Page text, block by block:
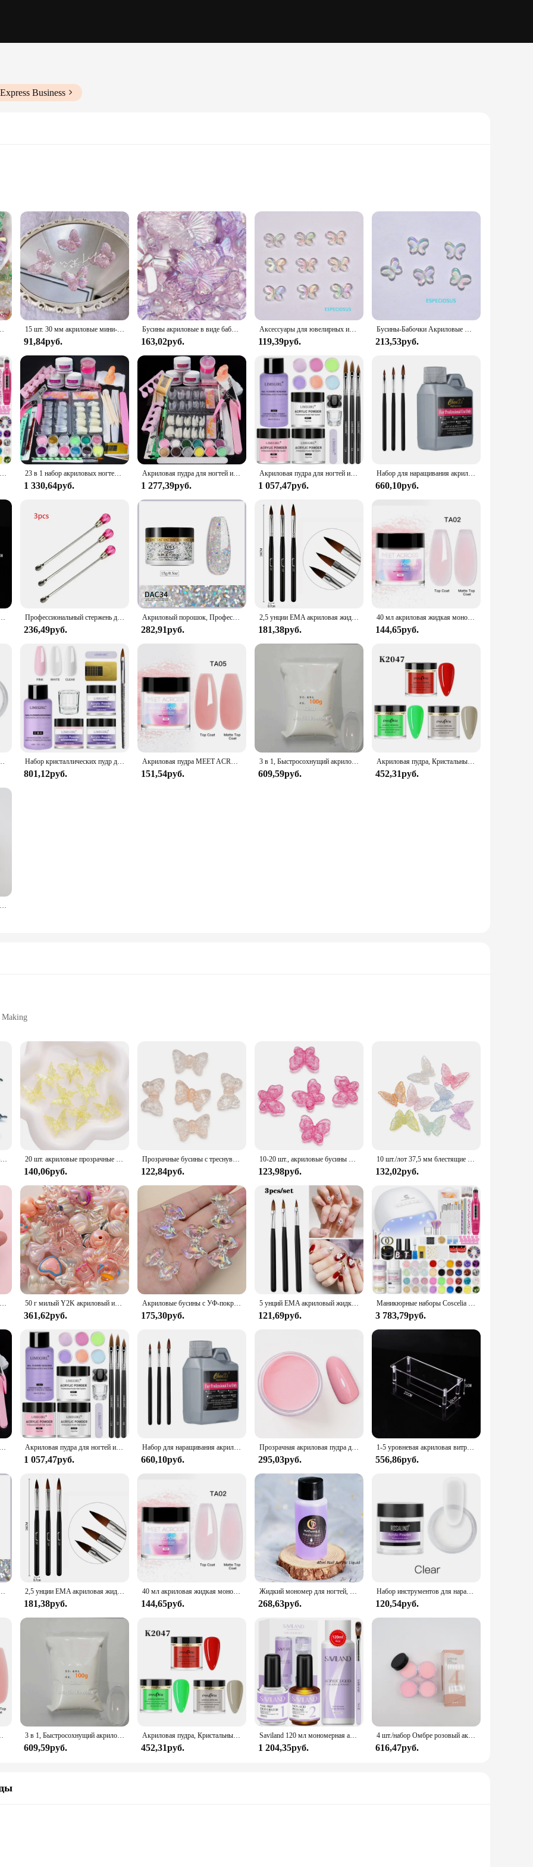
Business
to the craftsmanship that goes into each piece. The intricate butterfly design adds a touch of elegance to any jewelry piece,
Whether you're a professional jewelry designer or a hobbyist, these beads are versatile enough to be used in a variety of creative
Butterfly Beads are available in bulk sets, ensuring you have ample supply for your crafting endeavors. The beads are designed to
for those who require a consistent supply of high-quality components. Whether you're creating bracelets, necklaces, or earrings,
creations.
of creative projects. From home decor to fashion accessories, the possibilities are endless. The lightweight nature of the acrylic
while the durable quality ensures they withstand the test of time. With a range of sizes available, you can customize your designs to suit
professional or enthusiast.
бабочки для рукоделия 15 шт. 30 мм акриловые мини-бабочки подвески бусины для изготовления ювелирных изделий DIY ожерелье кулон ювелирные аксессуары
91,84руб.
Бусины акриловые в виде бабочки, цветка, листа, 20 г Лист цветов бабочки случайный смешанный прозрачный фиолетовая русалка цвет акриловых бусин для ювелирных изделий, делая DIY ювелирных аксессуаров
163,02руб.
Аксессуары для ювелирных изделий «сделай сам», прозрачные акриловые милые бусины-бабочки с УФ-покрытием, разделители для браслетов, отделения для изготовления ожерелья, украшения
119,39руб.
Бусины-Бабочки Акриловые многоцветные, 17 мм
213,53руб.
Маникюрные наборы Coscelia с акриловой жидкостью 30 мл, прозрачная УФ-гель-база, верхнее покрытие и лампа для ногтей, дрель для ногтей для женщин 23 в 1 набор акриловых ногтей для начинающих 12 цветов акриловая пудра с блестками белый прозрачный розовый акриловый порошок для профессионального наращивания ногтей
1 330,64руб.
Акриловая пудра для ногтей и жидкий мономер, фотоэлемент для маникюра, набор с кристаллами для ногтей, блестящие 3d-типсы для ногтей, инструменты для резьбы
1 277,39руб.
Акриловая пудра для ногтей и жидкий мономер набор для акриловых ногтей набор для наращивания ногтей акриловая пудра для погружения 3D инструменты для резьбы по цвету
1 057,47руб.
Набор для наращивания акриловых ногтей, 120 мл, 4 унции
660,10руб.
для капкейков, духов, кукол, декоративный органайзер, Amiibo, Funko, поп-фигурки DC05 Профессиональный стержень для акрилового маникюра, 3 шт., инструмент, ложка для перемешивания, шпатель, пинцет, ручка для нанесения пудры, жидкого УФ-геля
236,49руб.
Акриловый порошок, Профессиональный порошок для ногтей для акриловых ногтей, для использования с мономерной акриловой жидкостью для ногтей
282,91руб.
2,5 унции EMA акриловая жидкость мономер 40/75 мл акриловая кристаллическая жидкость для ногтей для наращивания акриловой пудры/инструменты для растяжения
181,38руб.
40 мл акриловая жидкая мономерная резьба для ногтей, наращивание для акриловой пудры, акриловый кристалл, жидкий маникюрный инструмент
144,65руб.
жидкое кристаллическое стекло, белая фотография, с кисточкой Набор кристаллических пудр для ногтей Набор акриловых жидкостей с кистью для ногтей Розовый, белый цвет Порошок для ногтей для наращивания ногтей Набор для начинающих
801,12руб.
Акриловая пудра MEET ACROSS, 10 г, нюдовый, розовый, прозрачный, белый, акриловые ногти, профессиональный полимер для наращивания ногтей, не требует отверждения лампы
151,54руб.
3 в 1, Быстросохнущий акриловый Гель-лак для ногтей, 90 цветов
609,59руб.
Акриловая пудра, Кристальный цветок, вырезанный дизайн ногтей, наращивание ногтей, порошок для маникюра, акриловая погружная пудра, блестящий жидкий набор инструментов
452,31руб.
4 шт./набор Омбре розовый акриловый порошок 3 в 1 резьба расширение окунание 15 мл профессиональная акриловая Порошковая крышка розовый акриловый порошок
Making
are a testament to exquisite craftsmanship. Each bead is meticulously designed with a beautiful butterfly motif, capturing the essence
appreciate the finer details in their crafting projects, as they add a touch of sophistication to any jewelry piece. Whether you're creating
designs to a new level of beauty.
they are also incredibly versatile. Their lightweight nature makes them easy to handle and work with, allowing for a wide range of
these beads are suitable for all skill levels. They are perfect for creating unique pieces for personal use or for selling at markets,
individual crafters and wholesale vendors. Available in sets, these beads are perfect for those looking to stock up on supplies or for
durable nature ensures that they can withstand the rigors of frequent use, making them a reliable choice for both personal and
and let your creativity soar.
10 шт./лот, акриловая бусина-бабочка, двухцветная свободная бусина-разделитель для ювелирных изделий, маркировка, ожерелье, браслет, аксессуары 20 шт. акриловые прозрачные AB цветные бусины-бабочки свободные бусины-разделители подвески для поделок DIY ожерелье браслет материалы для изготовления ювелирных изделий
140,06руб.
Прозрачные бусины с треснувшим бантом 13 мм, 10/20 шт., акриловые бусины-бабочки, бусины с отверстием для ожерелья, аксессуары для изготовления ювелирных изделий своими руками
122,84руб.
10-20 шт., акриловые бусины для браслетов, 18 мм
123,98руб.
10 шт./лот 37,5 мм блестящие AB цвета бабочки акриловые бусины свободные бусины для самостоятельного изготовления ювелирных изделий ожерелье браслет аксессуары
132,02руб.
Блестящие акриловые бусины в форме бабочки для изготовления ювелирных изделий, самодельных браслетов, ожерелий, ключей, 22x28 мм 50 г милый Y2K акриловый искусственный цветок Сердце Бабочка Kawaii свободный для звеньев браслет-цепочка Изготовление ювелирных изделий своими руками
361,62руб.
Акриловые бусины с УФ-покрытием, прозрачные свободные бусины с бантом-бабочкой для изготовления ювелирных изделий, рукоделия, «сделай сам», подвески для браслетов и ожерелий, 22 х28 мм
175,30руб.
5 унций EMA акриловый жидкий мономер 150/120/75/40 мл быстросохнущая акриловая кристальная жидкость для наращивания ногтей инструменты для вырезания порошка
121,69руб.
Маникюрные наборы Coscelia с акриловой жидкостью 30 мл, прозрачная УФ-гель-база, верхнее покрытие и лампа для ногтей, дрель для ногтей для женщин
3 783,79руб.
Акриловая пудра для ногтей и жидкий мономер, фотоэлемент для маникюра, набор с кристаллами для ногтей, блестящие 3d-типсы для ногтей, инструменты для резьбы Акриловая пудра для ногтей и жидкий мономер набор для акриловых ногтей набор для наращивания ногтей акриловая пудра для погружения 3D инструменты для резьбы по цвету
1 057,47руб.
Набор для наращивания акриловых ногтей, 120 мл, 4 унции
660,10руб.
Прозрачная акриловая пудра для дизайна ногтей, 28 г (1 унция), 1 коробка
295,03руб.
1-5 уровневая акриловая витрина, прозрачная витрина, стойка для капкейков, духов, кукол, декоративный органайзер, Amiibo, Funko, поп-фигурки DC05
556,86руб.
для акриловых ногтей, для использования с мономерной акриловой жидкостью для ногтей 2,5 унции EMA акриловая жидкость мономер 40/75 мл акриловая кристаллическая жидкость для ногтей для наращивания акриловой пудры/инструменты для растяжения
181,38руб.
40 мл акриловая жидкая мономерная резьба для ногтей, наращивание для акриловой пудры, акриловый кристалл, жидкий маникюрный инструмент
144,65руб.
Жидкий мономер для ногтей, 40/75/120 мл
268,63руб.
Набор инструментов для наращивания ногтей ROSALIND, акриловая пудра, жидкое кристаллическое стекло, белая фотография, с кисточкой
120,54руб.
наращивания ногтей, не требует отверждения лампы 3 в 1, Быстросохнущий акриловый Гель-лак для ногтей, 90 цветов
609,59руб.
Акриловая пудра, Кристальный цветок, вырезанный дизайн ногтей, наращивание ногтей, порошок для маникюра, акриловая погружная пудра, блестящий жидкий набор инструментов
452,31руб.
Saviland 120 мл мономерная акриловая жидкость для ногтей с дегидратором и некислотным PH-связыванием для акриловой пудры, кисточка для наращивания ногтей
1 204,35руб.
4 шт./набор Омбре розовый акриловый порошок 3 в 1 резьба расширение окунание 15 мл профессиональная акриловая Порошковая крышка розовый акриловый порошок
616,47руб.